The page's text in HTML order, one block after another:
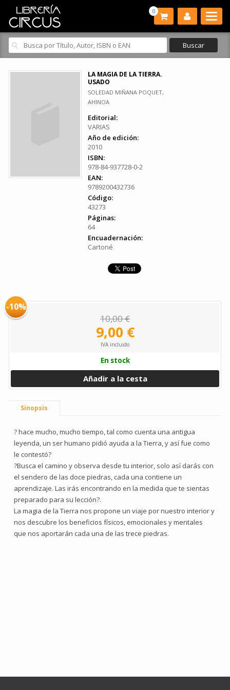
0
LA MAGIA DE LA TIERRA.
USADO
SOLEDAD MIÑANA POQUET,
AHINOA
Editorial:
VARIAS
Año de edición:
2010
ISBN:
978-84-937728-0-2
EAN:
9789200432736
Código:
43273
Páginas:
64
Encuadernación:
Cartoné
-10%
10,00 €
9,00 €
IVA incluido
En stock
Añadir a la cesta
Sinopsis
? hace mucho, mucho tiempo, tal como cuenta una antigua
leyenda, un ser humano pidió ayuda a la Tierra, y así fue como
le contestó?
?Busca el camino y observa desde tu interior, solo así darás con
el sendero de las doce piedras, cada una contiene un
aprendizaje. Las irás encontrando en la medida que te sientas
preparado para su lección?.
La magia de la Tierra nos propone un viaje por nuestro interior y
nos descubre los beneficios físicos, emocionales y mentales
que nos aportarán cada una de las trece piedras.